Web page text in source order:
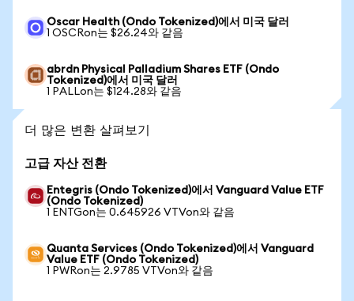
Oscar Health (Ondo Tokenized)에서 미국 달러
1 OSCRon는 $26.24와 같음
abrdn Physical Palladium Shares ETF (Ondo
Tokenized)에서 미국 달러
1 PALLon는 $124.28와 같음
더 많은 변환 살펴보기
고급 자산 전환
Entegris (Ondo Tokenized)에서 Vanguard Value ETF
(Ondo Tokenized)
1 ENTGon는 0.645926 VTVon와 같음
Quanta Services (Ondo Tokenized)에서 Vanguard
Value ETF (Ondo Tokenized)
1 PWRon는 2.9785 VTVon와 같음